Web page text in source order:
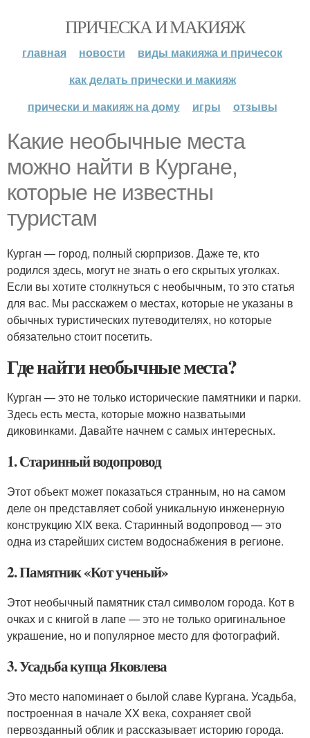
ПРИЧЕСКА И МАКИЯЖ
главная новости
виды макияжа и причесок
как делать прически и макияж
прически и макияж на дому
игры отзывы
Какие необычные места
можно найти в Кургане,
которые не известны
туристам
Курган — город, полный сюрпризов. Даже те, кто
родился здесь, могут не знать о его скрытых уголках.
Если вы хотите столкнуться с необычным, то это статья
для вас. Мы расскажем о местах, которые не указаны в
обычных туристических путеводителях, но которые
обязательно стоит посетить.
Где найти необычные места?
Курган — это не только исторические памятники и парки.
Здесь есть места, которые можно назватьыми
диковинками. Давайте начнем с самых интересных.
1. Старинный водопровод
Этот объект может показаться странным, но на самом
деле он представляет собой уникальную инженерную
конструкцию XIX века. Старинный водопровод — это
одна из старейших систем водоснабжения в регионе.
2. Памятник «Кот ученый»
Этот необычный памятник стал символом города. Кот в
очках и с книгой в лапе — это не только оригинальное
украшение, но и популярное место для фотографий.
3. Усадьба купца Яковлева
Это место напоминает о былой славе Кургана. Усадьба,
построенная в начале XX века, сохраняет свой
первозданный облик и рассказывает историю города.